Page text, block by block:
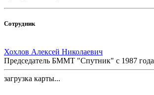
Сотрудник
Хохлов Алексей Николаевич
Председатель БММТ "Спутник" с 1987 года
загрузка карты...